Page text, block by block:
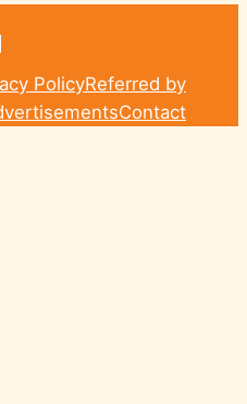
PolicyReferred by
Contact